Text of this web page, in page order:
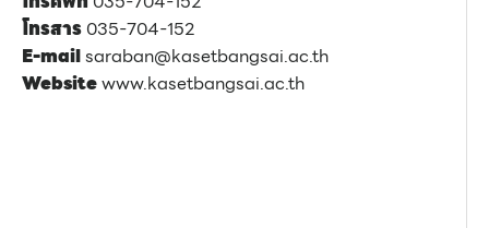
โทรสาร 035-704-152
E-mailsaraban@kasetbangsai.ac.th
Websitewww.kasetbangsai.ac.th